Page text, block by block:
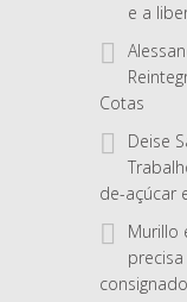
e a
Cotas
Deise
de-açúcar
Murillo
consignado